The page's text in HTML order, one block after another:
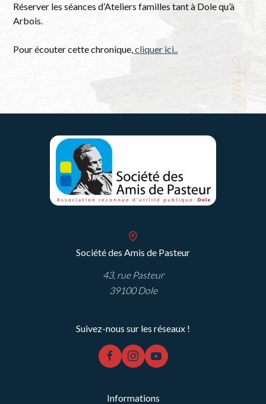
Amis de Pasteur
Réserver les séances d’Ateliers familles tant à Dole qu’à
Arbois.
Pour écouter cette chronique,cliquer ici..
Société des Amis de Pasteur
43, rue Pasteur
39100 Dole
Suivez-nous sur les réseaux !
facebook
instagramyoutube
Informations